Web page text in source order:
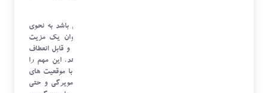
مهارت انتخاب چیدمان بخش مهمی از استراتژی انبار می باشد به نحوی
که یک چیدمان خوب و موثر در انبار می تواند به عنوان یک مزیت
رقابتی برای سازمان دیده شود. همچنین یک چیدمان مفید و قابل انعطاف
می تواند سازمان را برای رسیدن به اهداف خود سوق دهد. این مهم را
می توان در شرکت های پخش که دارای انبارهای بسیار با موقعیت های
جغرافیایی متفاوت داخلی و خارجی و شبکه های پخش مویرگی و حتی